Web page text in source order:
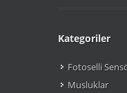
Kategoriler
Fotoselli
Musluklar